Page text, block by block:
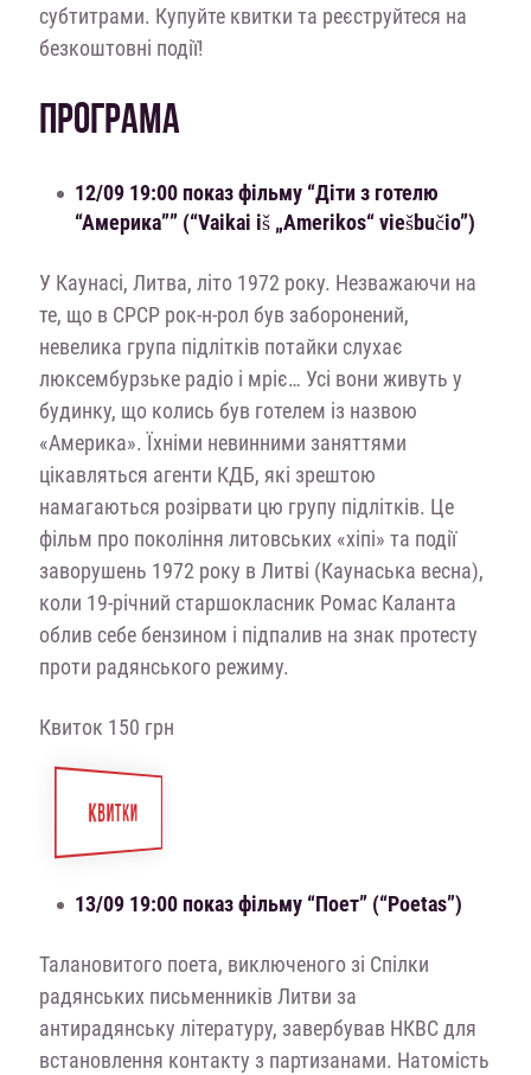
субтитрами. Купуйте квитки та реєструйтеся на
безкоштовні події!
ПРОГРАМА
12/09 19:00 показ фільму “Діти з готелю
“Америка”” (“Vaikai iš „Amerikos“ viešbučio”)
У Каунасі, Литва, літо 1972 року. Незважаючи на
те, що в СРСР рок-н-рол був заборонений,
невелика група підлітків потайки слухає
люксембурзьке радіо і мріє… Усі вони живуть у
будинку, що колись був готелем із назвою
«Америка». Їхніми невинними заняттями
цікавляться агенти КДБ, які зрештою
намагаються розірвати цю групу підлітків. Це
фільм про покоління литовських «хіпі» та події
заворушень 1972 року в Литві (Каунаська весна),
коли 19-річний старшокласник Ромас Каланта
облив себе бензином і підпалив на знак протесту
проти радянського режиму.
Квиток 150 грн
КВИТКИ
13/09 19:00 показ фільму “Поет” (“Poetas”)
Талановитого поета, виключеного зі Спілки
радянських письменників Литви за
антирадянську літературу, завербував НКВС для
встановлення контакту з партизанами. Натомість